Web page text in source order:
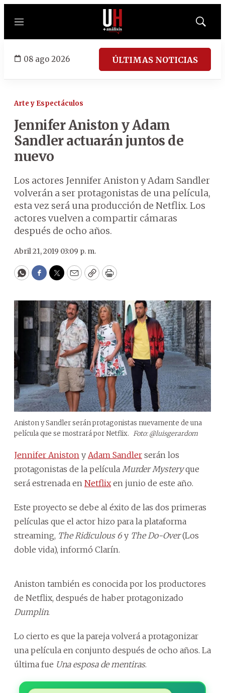
Menú
Mostrar
08 ago 2026 ÚLTIMAS NOTICIAS
Arte y Espectáculos
Jennifer Aniston y Adam
Sandler actuarán juntos de
nuevo
Los actores Jennifer Aniston y Adam Sandler
volverán a ser protagonistas de una película,
esta vez será una producción de Netflix. Los
actores vuelven a compartir cámaras
después de ocho años.
Abril 21, 2019 03:09 p. m.
WhatsApp
Facebook
Twitter
EmailCopyPrint
Aniston y Sandler serán protagonistas nuevamente de una
película que se mostrará por Netflix. Foto: @luisgerardom
Jennifer Aniston y Adam Sandler serán los
protagonistas de la película Murder Mysteryque
será estrenada en Netflix en junio de este año.
Este proyecto se debe al éxito de las dos primeras
películas que el actor hizo para la plataforma
streaming, The Ridiculous 6y The Do-Over(Los
doble vida), informó Clarín.
Aniston también es conocida por los productores
de Netflix, después de haber protagonizado
Dumplin.
Lo cierto es que la pareja volverá a protagonizar
una película en conjunto después de ocho años. La
última fue Una esposa de mentiras.